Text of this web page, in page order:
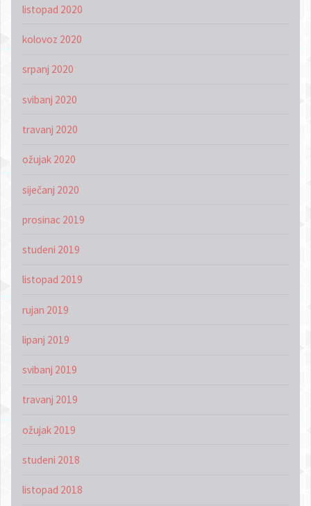
listopad 2020
kolovoz 2020
srpanj 2020
svibanj 2020
travanj 2020
ožujak 2020
siječanj 2020
prosinac 2019
studeni 2019
listopad 2019
rujan 2019
lipanj 2019
svibanj 2019
travanj 2019
ožujak 2019
studeni 2018
listopad 2018